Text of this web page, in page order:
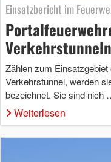
Einsatzbericht im
Zählen zum
Verkehrstunnel, werden
bezeichnet. Sie sind nich
Weiterlesen